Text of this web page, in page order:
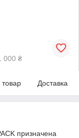
000 ₴
товар Доставка
призначена